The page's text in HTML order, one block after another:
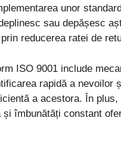
unor
sau depășesc
reducerea ratei de
ISO 9001 include
rapidă a nevoilor
a acestora. În
îmbunătăți constant